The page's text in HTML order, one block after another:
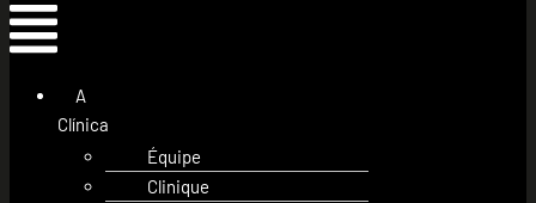
A
Clínica
Équipe
Clinique